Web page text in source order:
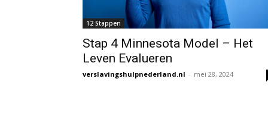
12 Stappen
Stap 4 Minnesota Model – Het
Leven Evalueren
verslavingshulpnederland.nl - mei 28, 2024